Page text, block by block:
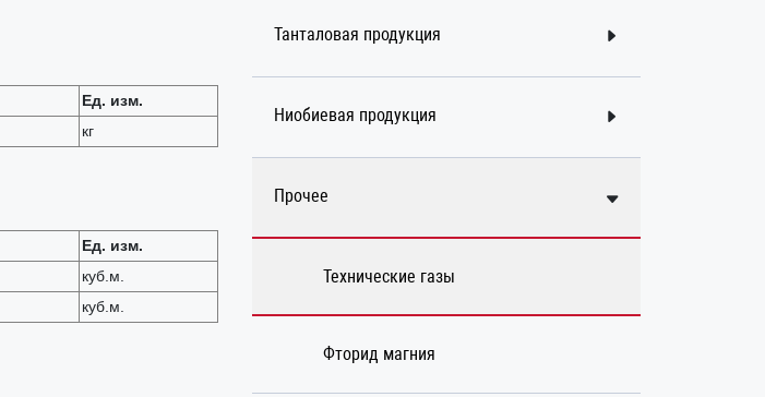
Ед. изм.
кг
Ед. изм.
куб.м.
куб.м.
Танталовая продукция
Ниобиевая продукция
Прочее
Технические газы
Фторид магния